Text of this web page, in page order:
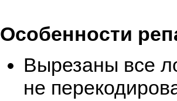
Особенности
Вырезаны все
не